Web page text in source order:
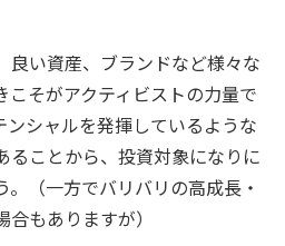
良い資産、ブランドなど様々な
こそがアクティビストの力量で
ンシャルを発揮しているような
ることから、投資対象になりに
。（一方でバリバリの高成長・
もありますが）